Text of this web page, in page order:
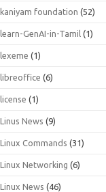
kaniyam foundation (52)
learn-GenAI-in-Tamil (1)
lexeme (1)
libreoffice (6)
license (1)
Linus News (9)
Linux Commands (31)
Linux Networking (6)
Linux News (46)